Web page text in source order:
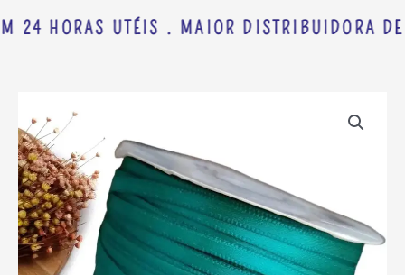
24 HORAS UTÉIS . MAIOR DISTRIBUIDORA
PRINCESS
CETIM
4MM
VERDE
JADE
-